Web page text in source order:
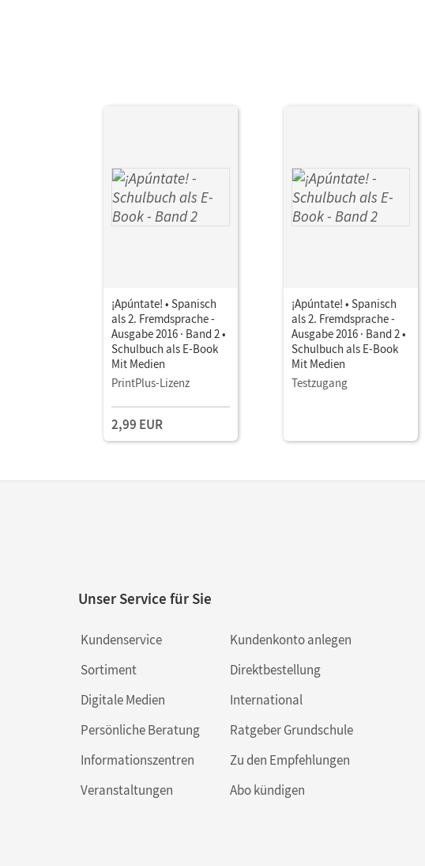
¡Apúntate! • Spanisch
als 2. Fremdsprache -
Ausgabe 2016 · Band 2 •
Schulbuch als E-Book
Mit Medien
PrintPlus-Lizenz
2,99 EUR
¡Apúntate! • Spanisch
als 2. Fremdsprache -
Ausgabe 2016 · Band 2 •
Schulbuch als E-Book
Mit Medien
Testzugang
Unser Service für Sie
Kundenservice
Sortiment
Digitale Medien
Persönliche Beratung
Informationszentren
Veranstaltungen
Kundenkonto anlegen
Direktbestellung
International
Ratgeber Grundschule
Zu den Empfehlungen
Abo kündigen